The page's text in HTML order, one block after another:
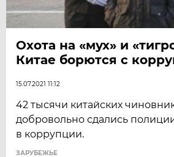
Охота на «мух» и
Китае борются с
15.07.2021 11:12
42 тысячи китайских
добровольно сдались
в коррупции.
ЗАРУБЕЖЬЕ